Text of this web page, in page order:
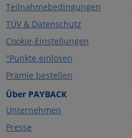
Teilnahmebedingungen
TÜV & Datenschutz
Cookie-Einstellungen
°Punkte einlösen
Prämie bestellen
Über PAYBACK
Unternehmen
Presse